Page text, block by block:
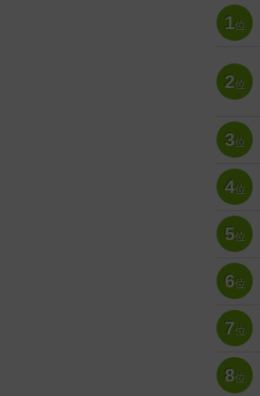
1位
2位
3位
4位
5位
6位
7位
8位